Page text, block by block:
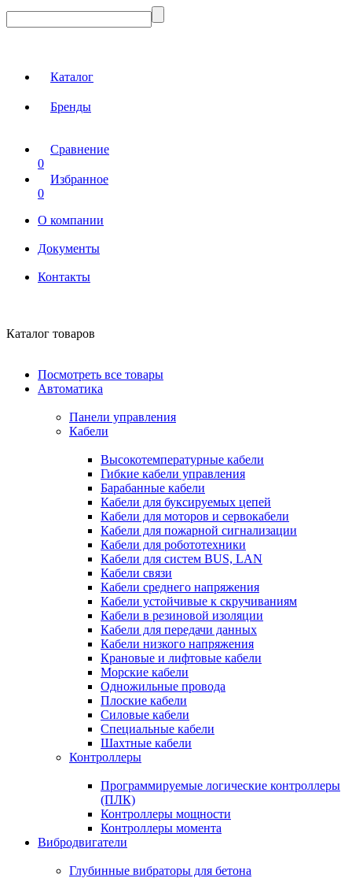
Каталог
Бренды
Сравнение
0
Избранное
0
О компании
Документы
Контакты
Каталог товаров
Посмотреть все товары
Автоматика
Панели управления
Кабели
Высокотемпературные кабели
Гибкие кабели управления
Барабанные кабели
Кабели для буксируемых цепей
Кабели для моторов и сервокабели
Кабели для пожарной сигнализации
Кабели для робототехники
Кабели для систем BUS, LAN
Кабели связи
Кабели среднего напряжения
Кабели устойчивые к скручиваниям
Кабели в резиновой изоляции
Кабели для передачи данных
Кабели низкого напряжения
Крановые и лифтовые кабели
Морские кабели
Одножильные провода
Плоские кабели
Силовые кабели
Специальные кабели
Шахтные кабели
Контроллеры
Программируемые логические контроллеры
(ПЛК)
Контроллеры мощности
Контроллеры момента
Вибродвигатели
Глубинные вибраторы для бетона